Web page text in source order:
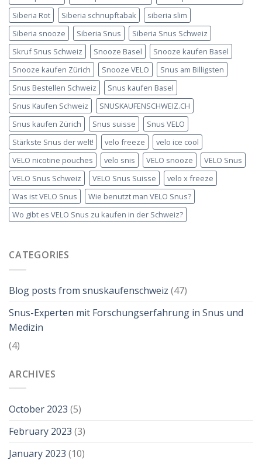
Siberia Rot
Siberia schnupftabak
siberia slim
Siberia snooze
Siberia Snus
Siberia Snus Schweiz
Skruf Snus Schweiz
Snooze Basel
Snooze kaufen Basel
Snooze kaufen Zürich
Snooze VELO
Snus am Billigsten
Snus Bestellen Schweiz
Snus kaufen Basel
Snus Kaufen Schweiz
SNUSKAUFENSCHWEIZ.CH
Snus kaufen Zürich
Snus suisse
Snus VELO
Stärkste Snus der welt!
velo freeze
velo ice cool
VELO nicotine pouches
velo snis VELO snooze
VELO Snus
VELO Snus Schweiz
VELO Snus Suisse
velo x freeze
Was ist VELO Snus
Wie benutzt man VELO Snus?
Wo gibt es VELO Snus zu kaufen in der Schweiz?
CATEGORIES
Blog posts from snuskaufenschweiz (47)
Snus-Experten mit Forschungserfahrung in Snus und
Medizin
(4)
ARCHIVES
October 2023 (5)
February 2023 (3)
January 2023 (10)